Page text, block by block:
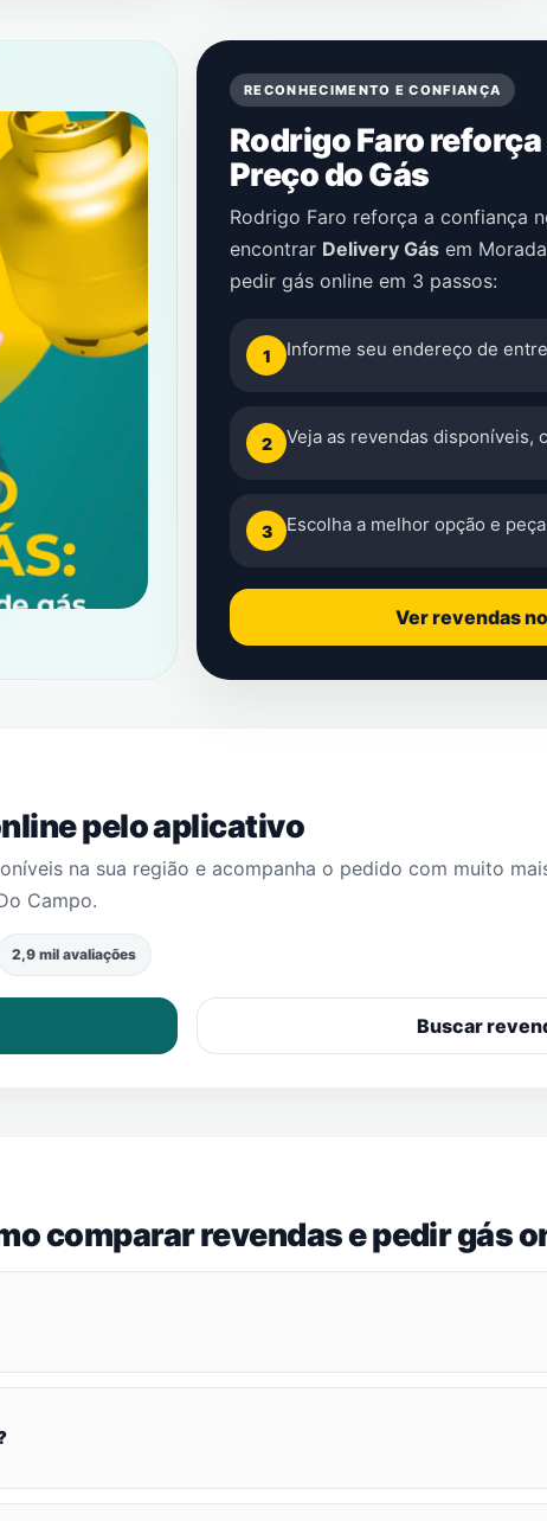
RECONHECIMENTO E CONFIANÇA
Rodrigo Faro
Preço do Gás
Rodrigo Faro reforça a confiança
encontrar Delivery Gás em
pedir gás online em 3 passos:
1 Informe seu endereço de
2 Veja as revendas disponíveis,
3 Escolha a melhor opção e
Ver revendas
pelo aplicativo
na sua região e acompanha o pedido com muito
Campo.
2,9 mil avaliações
Buscar
comparar revendas e pedir gás